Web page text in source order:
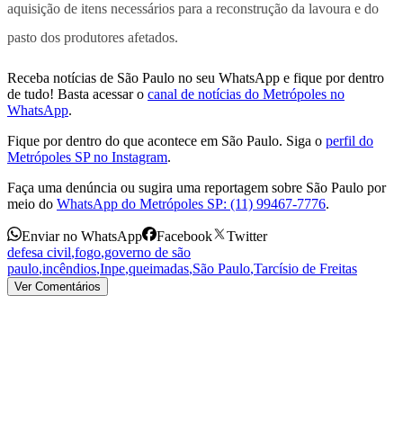
aquisição de itens necessários para a reconstrução da lavoura e do
pasto dos produtores afetados.
Receba notícias de São Paulo no seu WhatsApp e fique por dentro
de tudo! Basta acessar o canal de notícias do Metrópoles no
WhatsApp.
Fique por dentro do que acontece em São Paulo. Siga o perfil do
Metrópoles SP no Instagram.
Faça uma denúncia ou sugira uma reportagem sobre São Paulo por
meio do WhatsApp do Metrópoles SP: (11) 99467-7776.
Enviar no WhatsApp Facebook
Twitter
defesa civil,fogo,governo de são
paulo,incêndios,Inpe,queimadas,São Paulo,Tarcísio de Freitas
Ver Comentários